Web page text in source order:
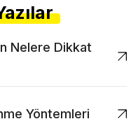
Nelere Dikkat
Yöntemleri